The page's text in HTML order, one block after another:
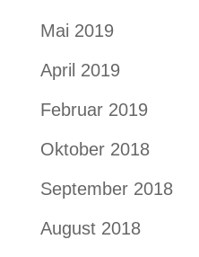
Mai 2019
April 2019
Februar 2019
Oktober 2018
September 2018
August 2018